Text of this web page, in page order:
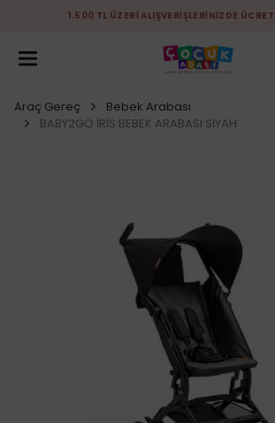
1.500 TL ÜZERİ ALIŞVERİŞLERİNİZDE
Araç Gereç
Bebek Arabası
BABY2GO İRİS BEBEK ARABASI SİYAH